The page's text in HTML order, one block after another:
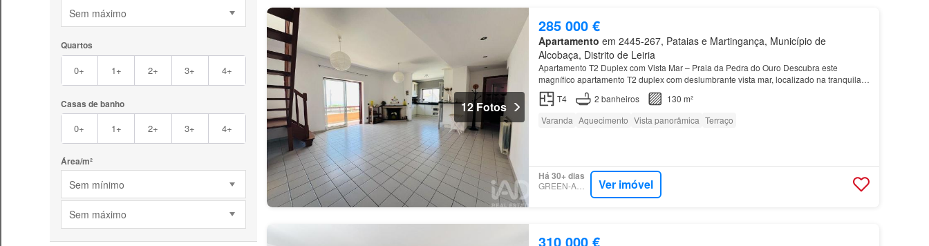
Sem máximo
Quartos
0+ 1+ 2+ 3+ 4+
Casas de banho
0+ 1+ 2+ 3+ 4+
Área/m²
Sem mínimo
Sem máximo
12 Fotos
285 000 €
Apartamento em 2445-267, Pataias e Martingança, Município de
Alcobaça, Distrito de Leiria
Apartamento T2 Duplex com Vista Mar – Praia da Pedra do Ouro Descubra este
magnífico apartamento T2 duplex com deslumbrante vista mar, localizado na tranquila e
encantadora Praia da Pedra do Ouro…
T4 2 banheiros
130 m²
Varanda Aquecimento Vista panorâmica Terraço
Há 30+ dias
GREEN-ACRES Ver imóvel
310 000 €